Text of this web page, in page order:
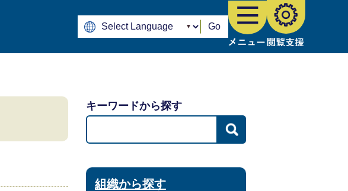
Go
キーワードから探す
組織から探す